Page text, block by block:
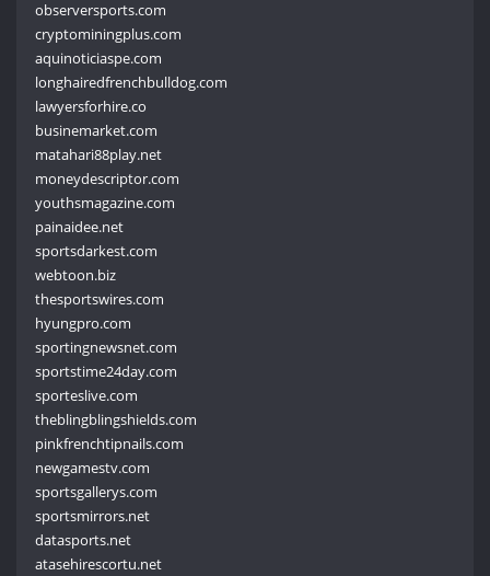
observersports.com
cryptominingplus.com
aquinoticiaspe.com
longhairedfrenchbulldog.com
lawyersforhire.co
businemarket.com
matahari88play.net
moneydescriptor.com
youthsmagazine.com
painaidee.net
sportsdarkest.com
webtoon.biz
thesportswires.com
hyungpro.com
sportingnewsnet.com
sportstime24day.com
sporteslive.com
theblingblingshields.com
pinkfrenchtipnails.com
newgamestv.com
sportsgallerys.com
sportsmirrors.net
datasports.net
atasehirescortu.net